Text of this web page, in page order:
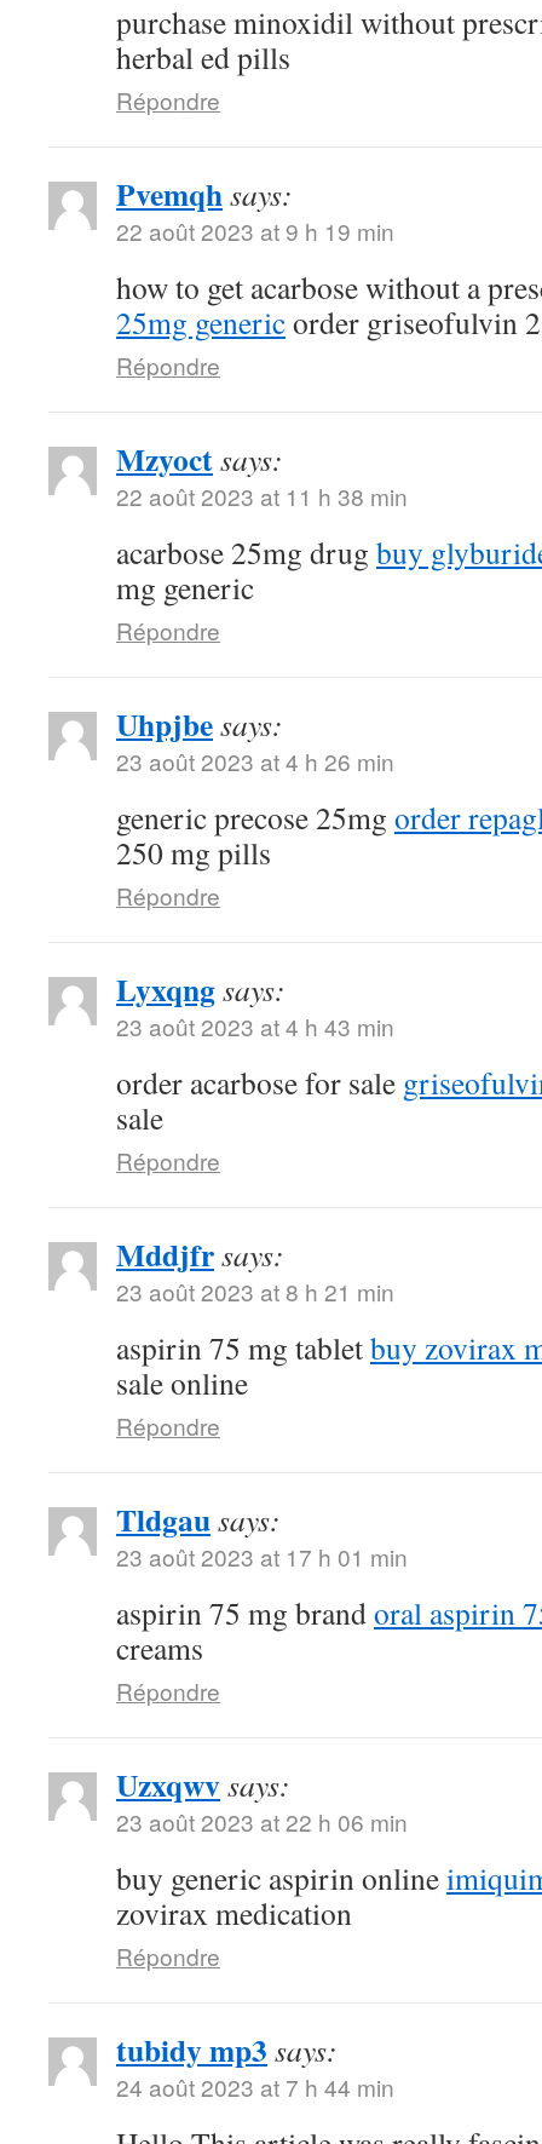
purchase minoxidil without
herbal ed pills
Répondre
Pvemqhsays:
22 août 2023 at 9 h 19 min
how to get acarbose without a
25mg genericorder griseofulvin
Répondre
Mzyoctsays:
22 août 2023 at 11 h 38 min
acarbose 25mg drug buy
mg generic
Répondre
Uhpjbesays:
23 août 2023 at 4 h 26 min
generic precose 25mg order
250 mg pills
Répondre
Lyxqngsays:
23 août 2023 at 4 h 43 min
order acarbose for sale
sale
Répondre
Mddjfrsays:
23 août 2023 at 8 h 21 min
aspirin 75 mg tabletbuy zovirax
sale online
Répondre
Tldgausays:
23 août 2023 at 17 h 01 min
aspirin 75 mg brandoral aspirin
creams
Répondre
Uzxqwvsays:
23 août 2023 at 22 h 06 min
buy generic aspirin online
zovirax medication
Répondre
tubidy mp3 says:
24 août 2023 at 7 h 44 min